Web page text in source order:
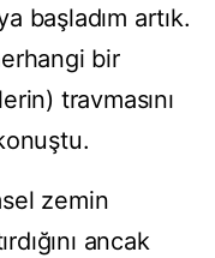
başladım artık.
bir
travmasını
zemin
ancak